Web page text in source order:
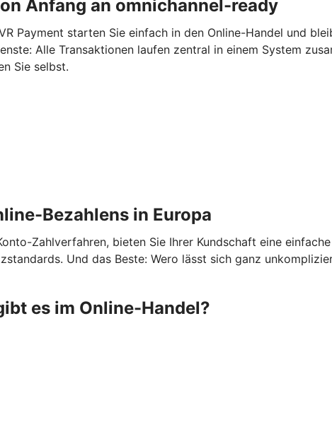
Anfang an omnichannel-ready
Payment starten Sie einfach in den Online-Handel und
Alle Transaktionen laufen zentral in einem System
Sie selbst.
Bezahlens in Europa
Zahlverfahren, bieten Sie Ihrer Kundschaft eine
Und das Beste: Wero lässt sich ganz
es im Online-Handel?